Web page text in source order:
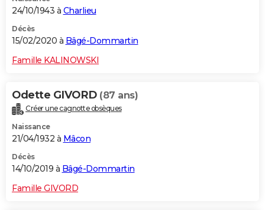
24/10/1943 à Charlieu
Décès
15/02/2020 à Bâgé-Dommartin
Famille KALINOWSKI
Odette GIVORD (87 ans)
Créer une cagnotte obsèques
Naissance
21/04/1932 à Mâcon
Décès
14/10/2019 à Bâgé-Dommartin
Famille GIVORD